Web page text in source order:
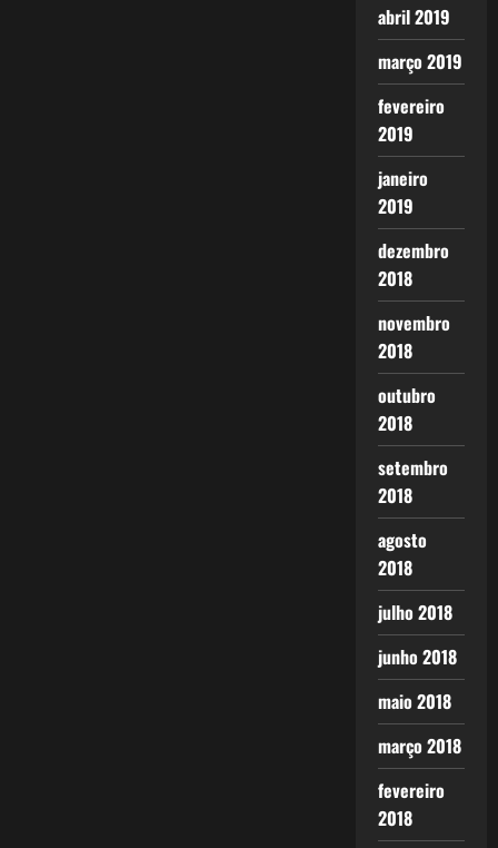
abril 2019
março 2019
fevereiro
2019
janeiro
2019
dezembro
2018
novembro
2018
outubro
2018
setembro
2018
agosto
2018
julho 2018
junho 2018
maio 2018
março 2018
fevereiro
2018